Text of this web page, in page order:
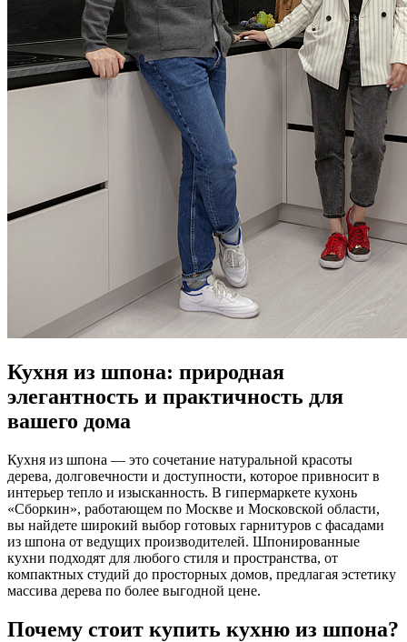
Кухня из шпона: природная
элегантность и практичность для
вашего дома
Кухня из шпона — это сочетание натуральной красоты
дерева, долговечности и доступности, которое привносит в
интерьер тепло и изысканность. В гипермаркете кухонь
«Сборкин», работающем по Москве и Московской области,
вы найдете широкий выбор готовых гарнитуров с фасадами
из шпона от ведущих производителей. Шпонированные
кухни подходят для любого стиля и пространства, от
компактных студий до просторных домов, предлагая эстетику
массива дерева по более выгодной цене.
Почему стоит купить кухню из шпона?